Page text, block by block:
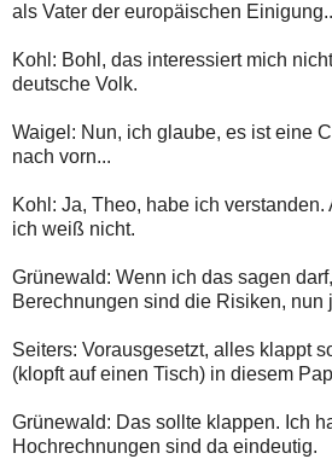
als Vater der europäischen Einigung..
Kohl: Bohl, das interessiert mich
deutsche Volk.
Waigel: Nun, ich glaube, es ist eine
nach vorn...
Kohl: Ja, Theo, habe ich
ich weiß nicht.
Grünewald: Wenn ich das sagen
Berechnungen sind die Risiken, nun
Seiters: Vorausgesetzt, alles klappt
(klopft auf einen Tisch) in diesem
Grünewald: Das sollte klappen. Ich
Hochrechnungen sind da eindeutig.